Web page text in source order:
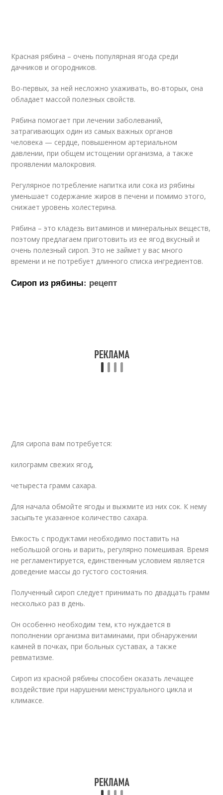
Красная рябина – очень популярная ягода среди
дачников и огородников.
Во-первых, за ней несложно ухаживать, во-вторых, она
обладает массой полезных свойств.
Рябина помогает при лечении заболеваний,
затрагивающих один из самых важных органов
человека — сердце, повышенном артериальном
давлении, при общем истощении организма, а также
проявлении малокровия.
Регулярное потребление напитка или сока из рябины
уменьшает содержание жиров в печени и помимо этого,
снижает уровень холестерина.
Рябина – это кладезь витаминов и минеральных веществ,
поэтому предлагаем приготовить из ее ягод вкусный и
очень полезный сироп. Это не займет у вас много
времени и не потребует длинного списка ингредиентов.
Сироп из рябины: рецепт
Для сиропа вам потребуется:
килограмм свежих ягод,
четыреста грамм сахара.
Для начала обмойте ягоды и выжмите из них сок. К нему
засыпьте указанное количество сахара.
Емкость с продуктами необходимо поставить на
небольшой огонь и варить, регулярно помешивая. Время
не регламентируется, единственным условием является
доведение массы до густого состояния.
Полученный сироп следует принимать по двадцать грамм
несколько раз в день.
Он особенно необходим тем, кто нуждается в
пополнении организма витаминами, при обнаружении
камней в почках, при больных суставах, а также
ревматизме.
Сироп из красной рябины способен оказать лечащее
воздействие при нарушении менструального цикла и
климаксе.